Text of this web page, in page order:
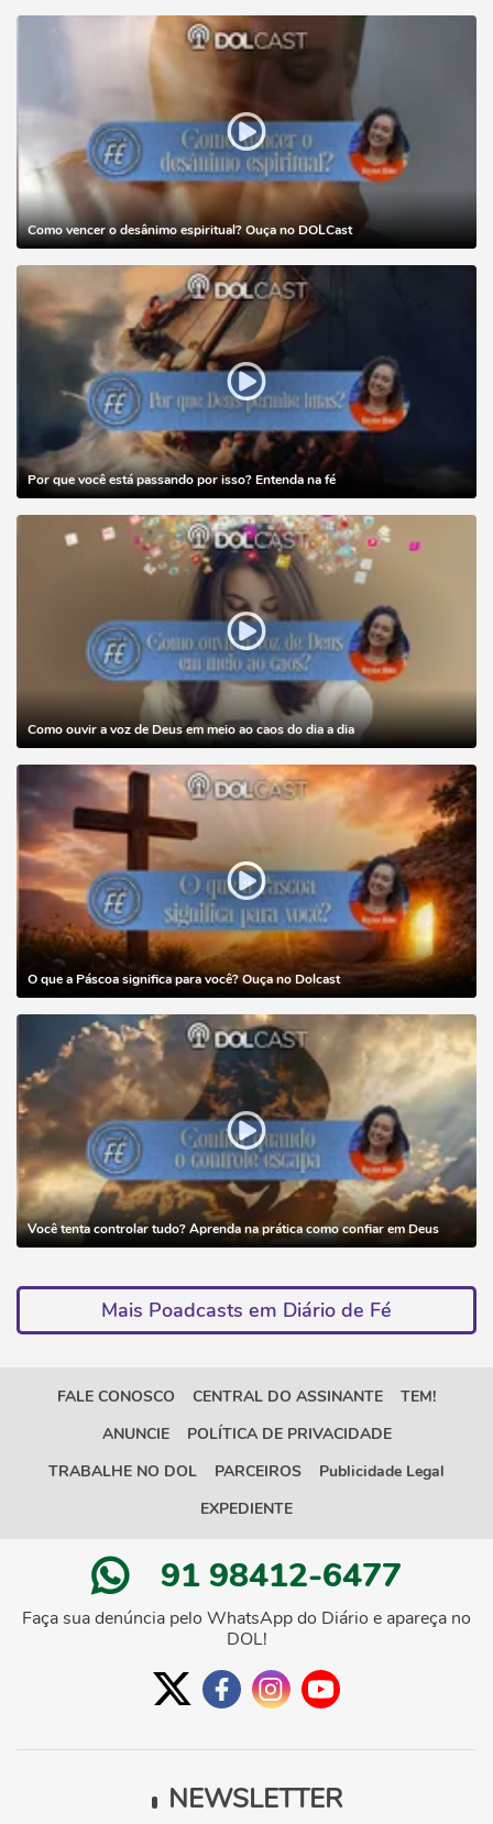
Como vencer o desânimo espiritual? Ouça no DOLCast
Por que você está passando por isso? Entenda na fé
Como ouvir a voz de Deus em meio ao caos do dia a dia
O que a Páscoa significa para você? Ouça no Dolcast
Você tenta controlar tudo? Aprenda na prática como confiar em Deus
Mais Poadcasts em Diário de Fé
FALE CONOSCO CENTRAL DO ASSINANTE
TEM!
ANUNCIE
POLÍTICA DE PRIVACIDADE
TRABALHE NO DOL
PARCEIROS
Publicidade Legal
EXPEDIENTE
91 98412-6477
Faça sua denúncia pelo WhatsApp do Diário e apareça no
DOL!
NEWSLETTER